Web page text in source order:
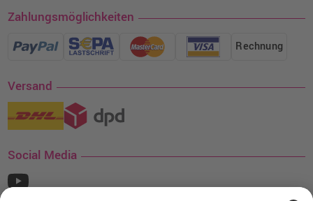
Zahlungsmöglichkeiten
Rechnung
Versand
Social Media